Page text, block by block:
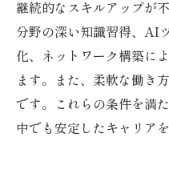
継続的なスキルアップが
分野の深い知識習得、AI
化、ネットワーク構築に
ます。また、柔軟な働き
です。これらの条件を満
中でも安定したキャリア